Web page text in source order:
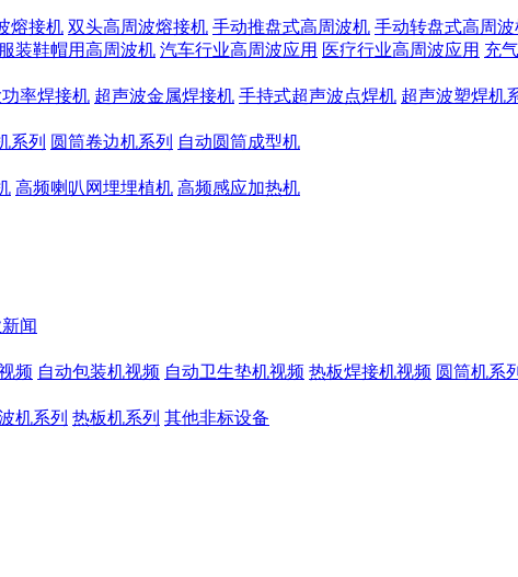
熔接机 双头高周波熔接机 手动推盘式高周波机 手动转盘式高周波
服装鞋帽用高周波机 汽车行业高周波应用 医疗行业高周波应用 充
率焊接机 超声波金属焊接机 手持式超声波点焊机 超声波塑焊机
系列 圆筒卷边机系列 自动圆筒成型机
高频喇叭网埋埋植机 高频感应加热机
闻
频 自动包装机视频 自动卫生垫机视频 热板焊接机视频 圆筒机系
机系列 热板机系列 其他非标设备